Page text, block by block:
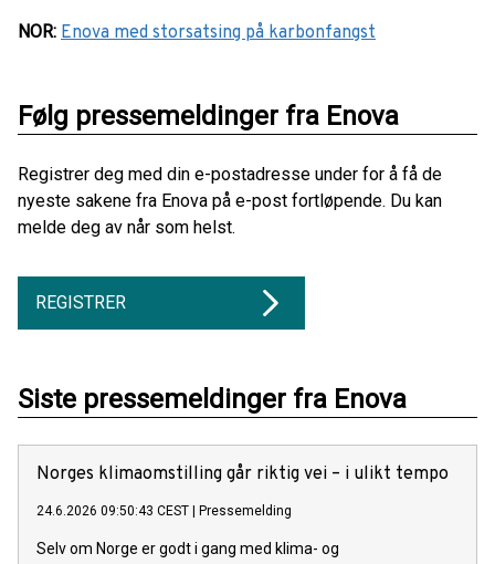
NOR: Enova med storsatsing på karbonfangst
Følg pressemeldinger fra Enova
Registrer deg med din e-postadresse under for å få de
nyeste sakene fra Enova på e-post fortløpende. Du kan
melde deg av når som helst.
REGISTRER
Siste pressemeldinger fra Enova
Norges klimaomstilling går riktig vei – i ulikt tempo
24.6.2026 09:50:43 CEST Pressemelding
Selv om Norge er godt i gang med klima- og